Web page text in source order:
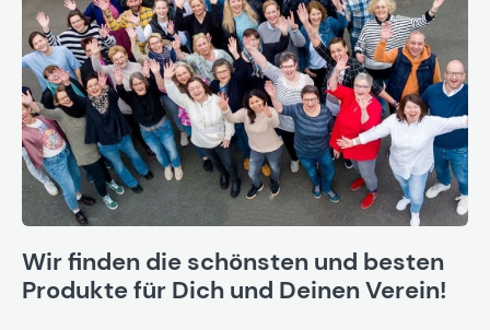
Wir finden die schönsten und besten
Produkte für Dich und Deinen Verein!